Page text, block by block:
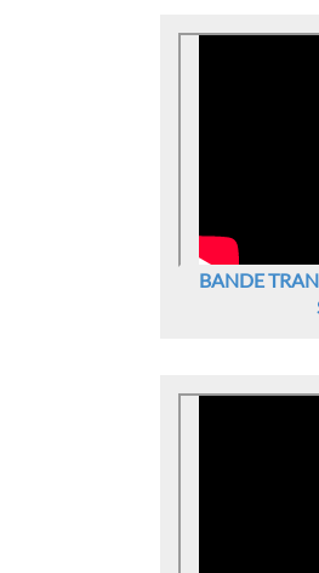
BANDE